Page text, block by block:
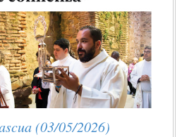
(03/05/2026)